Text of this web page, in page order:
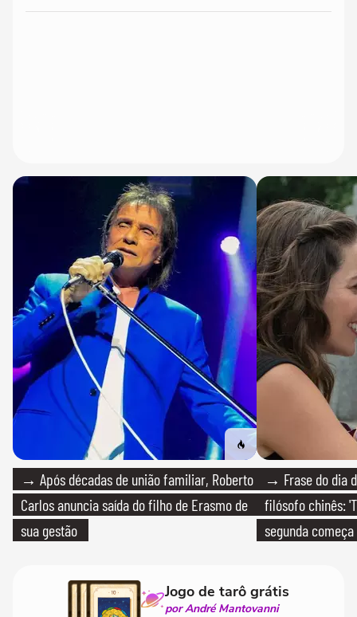
→ Após décadas de união familiar, Roberto
Carlos anuncia saída do filho de Erasmo de
sua gestão
→ Frase do dia
filósofo chinês:
segunda
Jogo de tarô grátis
por André Mantovanni